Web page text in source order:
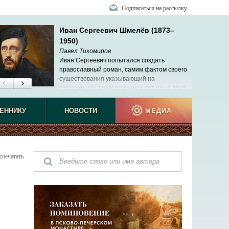
Подписаться на рассылку
Иван Сергеевич Шмелёв (1873–
1950)
Павел Тихомиров
Иван Сергеевич попытался создать
православный роман, самим фактом своего
существования указывающий на
возможность возвращения культуры в лоно
Церкви.
НОВОСТИ МЕДИА